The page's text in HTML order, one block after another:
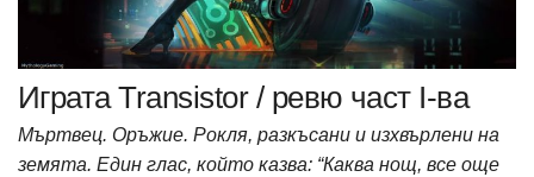
Играта Transistor / ревю част I-ва
Мъртвец. Оръжие. Рокля, разкъсани и изхвърлени на
земята. Един глас, който казва: “Каква нощ, все още